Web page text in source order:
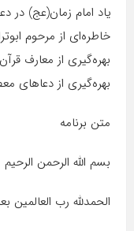
یاد امام زمان(عج) در
خاطره‌ای از مرحوم
بهره‌گیری از معارف
بهره‌گیری از دعاهای
متن برنامه
بسم الله الرحمن الرحیم
الحمدلله رب العالمین